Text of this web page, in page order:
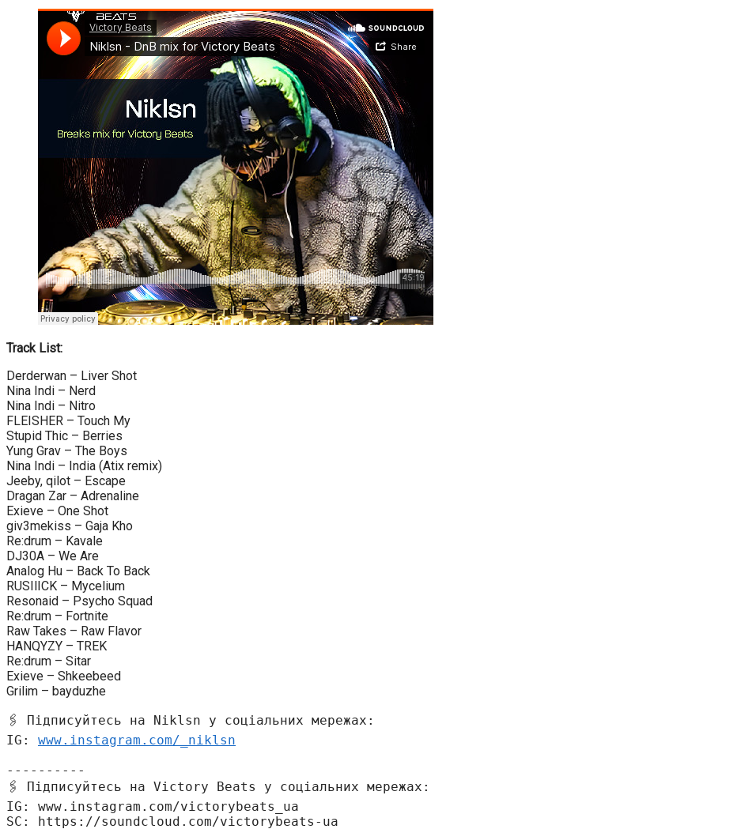
Track List:
Derderwan – Liver Shot
Nina Indi – Nerd
Nina Indi – Nitro
FLEISHER – Touch My
Stupid Thic – Berries
Yung Grav – The Boys
Nina Indi – India (Atix remix)
Jeeby, qilot – Escape
Dragan Zar – Adrenaline
Exieve – One Shot
giv3mekiss – Gaja Kho
Re:drum – Kavale
DJ30A – We Are
Analog Hu – Back To Back
RUSIlICK – Mycelium
Resonaid – Psycho Squad
Re:drum – Fortnite
Raw Takes – Raw Flavor
HANQYZY – TREK
Re:drum – Sitar
Exieve – Shkeebeed
Grilim – bayduzhe
🖇 Підписуйтесь на Niklsn у соціальних мережах:
IG: www.instagram.com/_niklsn
----------
🖇 Підписуйтесь на Victory Beats у соціальних мережах:
IG: www.instagram.com/victorybeats_ua
SC: https://soundcloud.com/victorybeats-ua